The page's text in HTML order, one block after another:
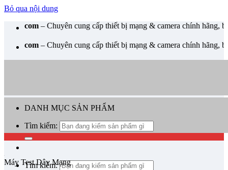
Bỏ qua nội dung
– Chuyên cung cấp thiết bị mạng & camera chính hãng, bảo hành ,
– Chuyên cung cấp thiết bị mạng & camera chính hãng, bảo hành ,
Tìm kiếm:
DANH MỤC SẢN PHẨM
Tìm kiếm:
Máy Test Dây Mạng